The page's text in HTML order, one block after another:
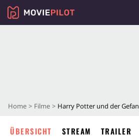
Home Filme
ÜBERSICHT STREAM TRAILER